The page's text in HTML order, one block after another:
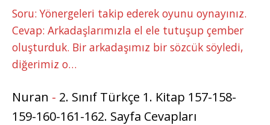
Soru: Yönergeleri takip ederek oyunu oynayınız.
Cevap: Arkadaşlarımızla el ele tutuşup çember
oluşturduk. Bir arkadaşımız bir sözcük söyledi,
diğerimiz o…
Nuran - 2. Sınıf Türkçe 1. Kitap 157-158-
159-160-161-162. Sayfa Cevapları